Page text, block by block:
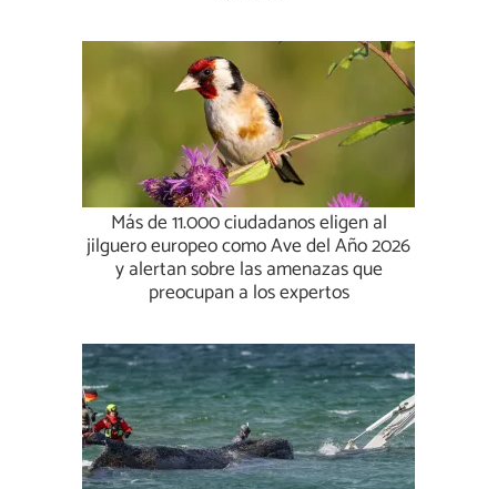
Más de 11.000 ciudadanos eligen al
jilguero europeo como Ave del Año 2026
y alertan sobre las amenazas que
preocupan a los expertos